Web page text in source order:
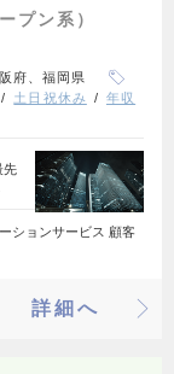
プン系）
府、福岡県
土日祝休み
年収
先
ションサービス 顧客
詳細へ